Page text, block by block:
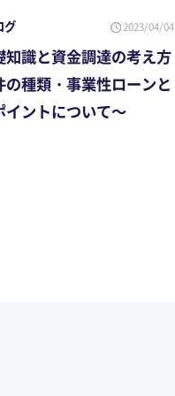
グ 2023/04/04
識と資金調達の考え方
種類・事業性ローンと
イントについて～